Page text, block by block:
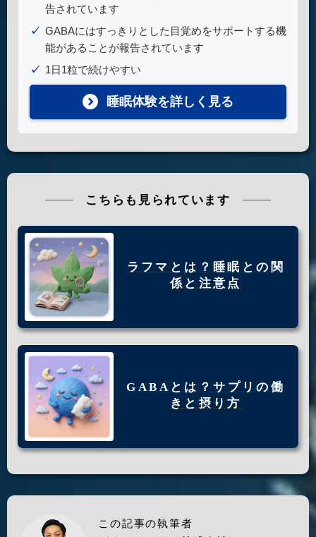
告されています
GABAにはすっきりとした目覚めをサポートする機
能があることが報告されています
1日1粒で続けやすい
睡眠体験を詳しく見る
こちらも見られています
ラフマとは？睡眠との関
係と注意点
GABAとは？サプリの働
きと摂り方
この記事の執筆者